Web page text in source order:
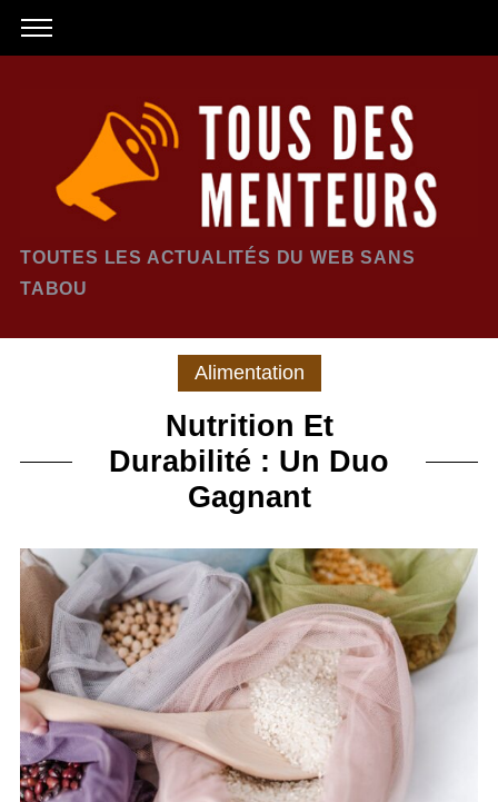
TOUTES LES ACTUALITÉS DU WEB SANS
TABOU
Alimentation
Nutrition Et
Durabilité : Un Duo
Gagnant